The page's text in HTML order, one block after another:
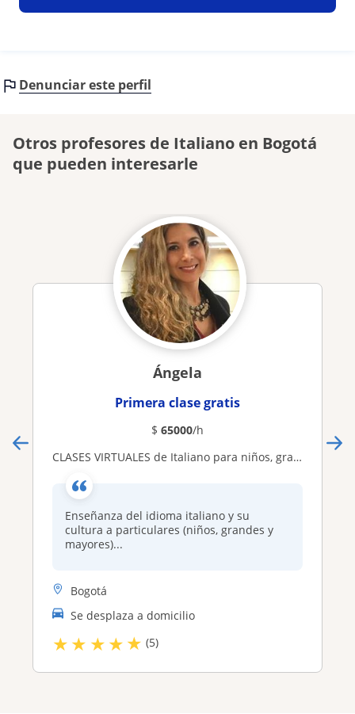
Denunciar este perfil
Otros profesores de Italiano en Bogotá
que pueden interesarle
Ángela
Primera clase gratis
$ 65000/h
CLASES VIRTUALES de Italiano para niños, grandes y mayores
Enseñanza del idioma italiano y su
cultura a particulares (niños, grandes y
mayores)...
Bogotá
Se desplaza a domicilio
★★ ★★★ (5)